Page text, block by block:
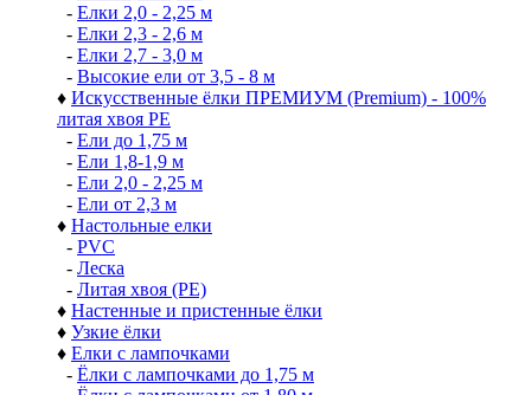
- Елки 2,0 - 2,25 м
- Елки 2,3 - 2,6 м
- Елки 2,7 - 3,0 м
- Высокие ели от 3,5 - 8 м
♦ Искусственные ёлки ПРЕМИУМ (Premium) - 100%
литая хвоя РЕ
- Ели до 1,75 м
- Ели 1,8-1,9 м
- Ели 2,0 - 2,25 м
- Ели от 2,3 м
♦ Настольные елки
- PVC
- Леска
- Литая хвоя (РЕ)
♦ Настенные и пристенные ёлки
♦ Узкие ёлки
♦ Елки с лампочками
- Ёлки с лампочками до 1,75 м